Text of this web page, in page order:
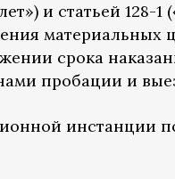
и статьей 128-
срока
пробации и
инстанции